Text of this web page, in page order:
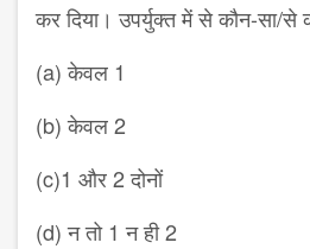
कर दिया। उपर्युक्त में से कौन-सा/
(a) केवल 1
(b) केवल 2
(c)1 और 2 दोनों
(d) न तो 1 न ही 2